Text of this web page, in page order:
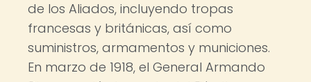
de los Aliados, incluyendo tropas
francesas y británicas, así como
suministros, armamentos y municiones.
En marzo de 1918, el General Armando